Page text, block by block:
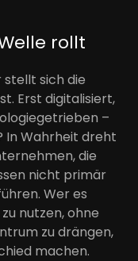
rollt
stellt sich die
Erst digitalisiert,
–
In Wahrheit dreht
die
nicht primär
Wer es
nutzen, ohne
zu drängen,
machen.